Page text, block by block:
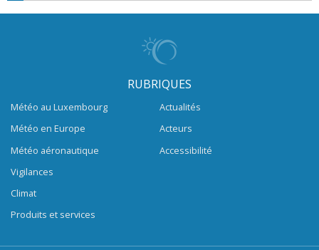
RUBRIQUES
Météo au Luxembourg
Météo en Europe
Météo aéronautique
Vigilances
Climat
Produits et services
Actualités
Acteurs
Accessibilité